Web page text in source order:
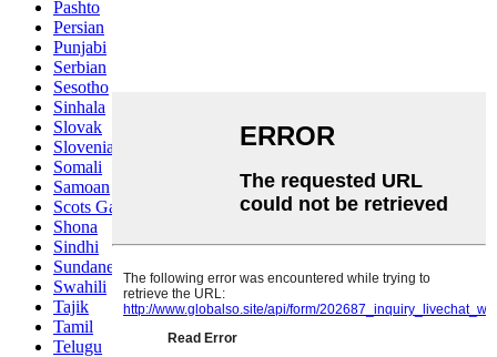
Pashto
Persian
Punjabi
Serbian
Sesotho
Sinhala
Slovak
Slovenian
Somali
Samoan
Scots Gaelic
Shona
Sindhi
Sundanese
Swahili
Tajik
Tamil
Telugu